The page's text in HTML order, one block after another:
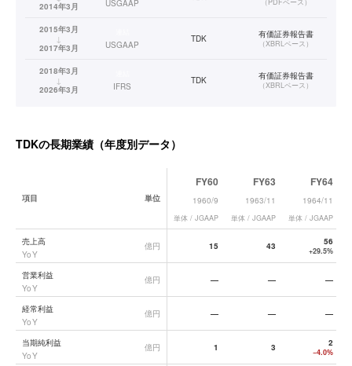
2014年3月
USGAAP
2015年3月
↓
2017年3月
USGAAP
TDK 有価証券報告書
（XBRLベース）
2018年3月
↓
2026年3月
IFRS
TDK 有価証券報告書
（XBRLベース）
TDKの長期業績（年度別データ）
TDK の長期業績データ一覧
項目 単位
FY60
1960/9
単体 / JGAAP
FY63
1963/11
単体 / JGAAP
FY64
1964/11
単体 / JGAAP
売上高
YoY
億円 15 43 56
+29.5%
営業利益
YoY
億円 — — —
経常利益
YoY
億円 — — —
当期純利益
YoY
億円 1 3 2
−4.0%